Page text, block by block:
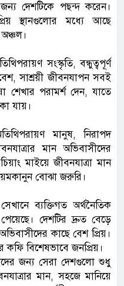
দেশটিকে পছন্দ করেন।
স্থানগুলোর মধ্যে আছে
সংস্কৃতি, বন্ধুত্বপূর্ণ
সাশ্রয়ী জীবনযাপন সবই
শেখার পরামর্শ দেন, যাতে
যায়।
মানুষ, নিরাপদ
মান অভিবাসীদের
মাইয়ে জীবনযাত্রা মান
বোঝা জরুরি।
ব্যক্তিগত অর্থনৈতিক
পেয়েছে। দেশটির দ্রুত বেড়ে
কাছে বেশ প্রিয়।
বিশেষভাবে জনপ্রিয়।
জন্য সেরা দেশগুলো শুধু
মান, সহজে মানিয়ে